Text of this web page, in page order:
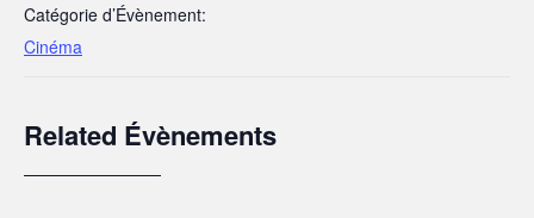
Catégorie d’Évènement:
Cinéma
Related Évènements